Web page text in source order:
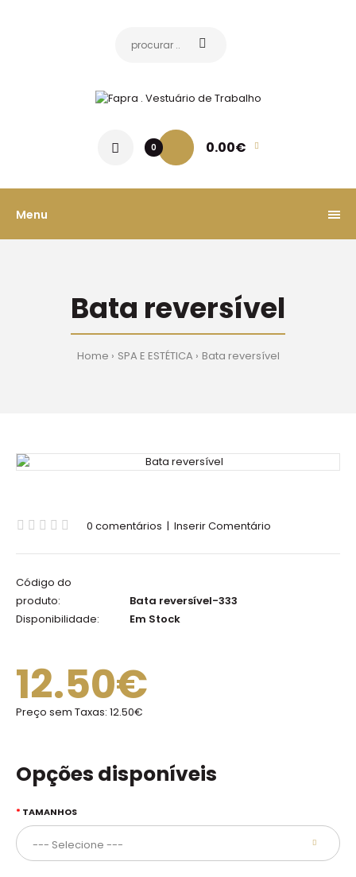
0 0.00€
Menu
Bata reversível
Home SPA E ESTÉTICA Bata reversível
0 comentários | Inserir Comentário
Código do
produto:
Bata reversível-333
Disponibilidade:
Em Stock
12.50€
Preço sem Taxas: 12.50€
Opções disponíveis
TAMANHOS